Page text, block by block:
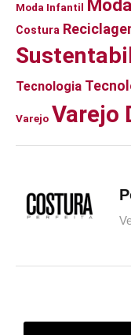
Moda Infantil
Costura
Tecnologia
Varejo Varejo